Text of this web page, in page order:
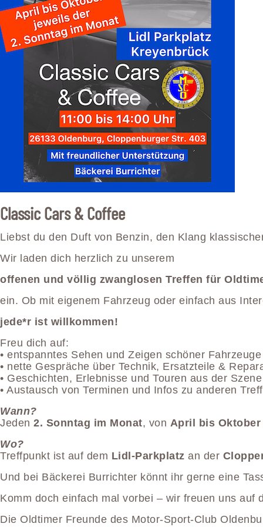
Classic Cars & Coffee
Liebst du den Duft von Benzin, den Klang
Wir laden dich herzlich zu unserem
offenen und völlig zwanglosen Treffen für
ein. Ob mit eigenem Fahrzeug oder einfach aus
jede*r ist willkommen!
Freu dich auf:
• entspanntes Sehen und Zeigen schöner Fahrzeuge
• nette Gespräche über Technik, Ersatzteile &
• Geschichten, Erlebnisse und Touren aus der Szene
• Austausch von Terminen und Infos zu anderen
Wann?
Jeden 2. Sonntag im Monat, von April bis Oktober
Wo?
Treffpunkt ist auf dem Lidl-Parkplatz an der
Und bei Bäckerei Burrichter könnt ihr gerne eine
Komm doch einfach mal vorbei – wir freuen uns auf
Die Oldtimer Freunde des Motor-Sport-Club